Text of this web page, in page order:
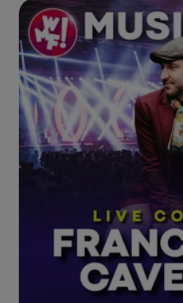
proseguendo il loro
istituzionali.
Il 23 maggio 2025
“L’ultima ruota del
Italy)e, per celebrare
sorpresa sul palco del
MI
più importanti
musica indipendente. Dopo
“L’ULTIMA RUOTA DEL
ESTATE 2025”
, che li ha
di tutta Italia con più di 40
tornano a portare dal vivo
inconfondibile di
“L’ULTIMA RUOTA DEL
TOUR”. Il tour vede la
di date europee nel marzo
la marcia live in tutta Italia